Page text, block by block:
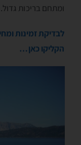
ומתחם בריכות גדול.
הקליקו כאן…